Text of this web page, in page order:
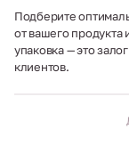
Подберите
от вашего
упаковка — это
клиентов.